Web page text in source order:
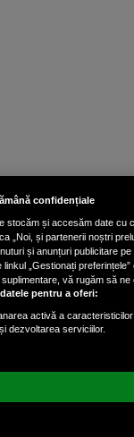
confidențiale
stocăm și accesăm date cu
„Noi, și partenerii noștri
și anunțuri publicitare
„Gestionați
vă rugăm să
pentru a oferi:
activă a
dezvoltarea serviciilor.